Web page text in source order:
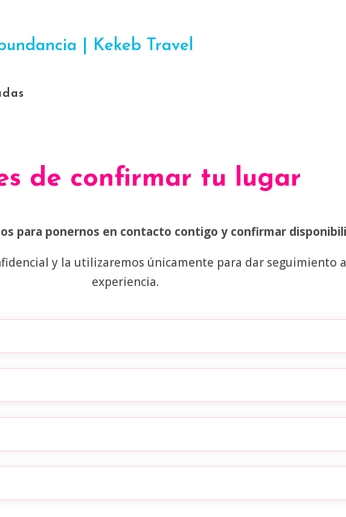
| Kekeb Travel
de confirmar tu lugar
para ponernos en contacto contigo y confirmar
y la utilizaremos únicamente para dar seguimiento
experiencia.